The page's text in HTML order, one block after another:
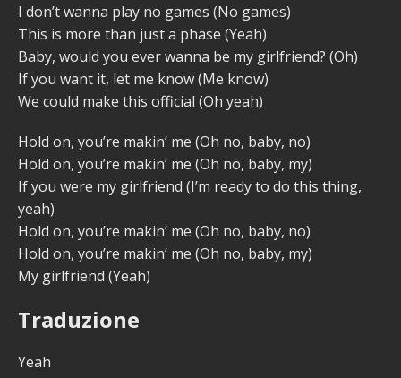
I don’t wanna play no games (No games)
This is more than just a phase (Yeah)
Baby, would you ever wanna be my girlfriend? (Oh)
If you want it, let me know (Me know)
We could make this official (Oh yeah)
Hold on, you’re makin’ me (Oh no, baby, no)
Hold on, you’re makin’ me (Oh no, baby, my)
If you were my girlfriend (I’m ready to do this thing,
yeah)
Hold on, you’re makin’ me (Oh no, baby, no)
Hold on, you’re makin’ me (Oh no, baby, my)
My girlfriend (Yeah)
Traduzione
Yeah